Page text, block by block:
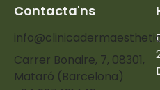
Contacta'ns
Carrer Bonaire, 7, 08301,
Mataró (Barcelona)